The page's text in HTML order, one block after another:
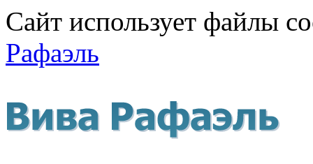
Сайт использует файлы
Рафаэль